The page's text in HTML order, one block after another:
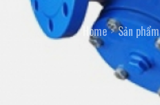
Home Sản phẩm